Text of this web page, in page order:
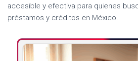
accesible y efectiva para quienes
préstamos y créditos en México.